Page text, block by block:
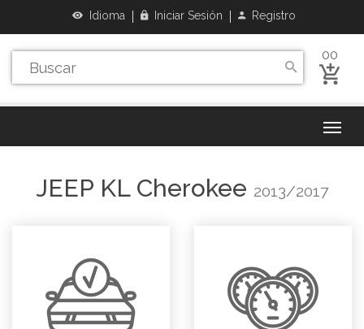
Idioma Iniciar Sesión Registro
00
JEEP KL Cherokee 2013/2017